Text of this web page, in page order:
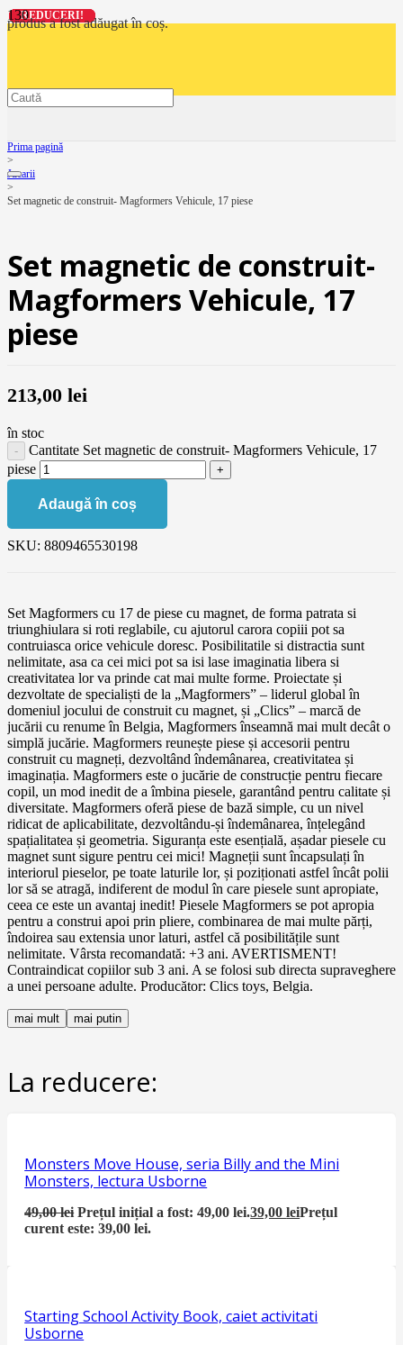
produsa fost adăugat în coș.
Prima pagină
>
Jucarii
>
Set magnetic de construit- Magformers Vehicule, 17 piese
Set magnetic de construit-
Magformers Vehicule, 17
piese
213,00 lei
în stoc
Cantitate Set magnetic de construit- Magformers Vehicule, 17
piese
Adaugă în coș
SKU: 8809465530198
Set Magformers cu 17 de piese cu magnet, de forma patrata si
triunghiulara si roti reglabile, cu ajutorul carora copiii pot sa
contruiasca orice vehicule doresc. Posibilitatile si distractia sunt
nelimitate, asa ca cei mici pot sa isi lase imaginatia libera si
creativitatea lor va prinde cat mai multe forme. Proiectate și
dezvoltate de specialiști de la „Magformers” – liderul global în
domeniul jocului de construit cu magnet, și „Clics” – marcă de
jucării cu renume în Belgia, Magformers înseamnă mai mult decât o
simplă jucărie. Magformers reunește piese și accesorii pentru
construit cu magneți, dezvoltând îndemânarea, creativitatea și
imaginația. Magformers este o jucărie de construcție pentru fiecare
copil, un mod inedit de a îmbina piesele, garantând pentru calitate și
diversitate. Magformers oferă piese de bază simple, cu un nivel
ridicat de aplicabilitate, dezvoltându-și îndemânarea, înțelegând
spațialitatea și geometria. Siguranța este esențială, așadar piesele cu
magnet sunt sigure pentru cei mici! Magneții sunt încapsulați în
interiorul pieselor, pe toate laturile lor, și poziționati astfel încât polii
lor să se atragă, indiferent de modul în care piesele sunt apropiate,
ceea ce este un avantaj inedit! Piesele Magformers se pot apropia
pentru a construi apoi prin pliere, combinarea de mai multe părți,
îndoirea sau extensia unor laturi, astfel că posibilitățile sunt
nelimitate. Vârsta recomandată: +3 ani. AVERTISMENT!
Contraindicat copiilor sub 3 ani. A se folosi sub directa supraveghere
a unei persoane adulte. Producător: Clics toys, Belgia.
mai mult mai putin
La reducere:
REDUCERI!
Monsters Move House, seria Billy and the Mini
Monsters, lectura Usborne
49,00lei Prețul inițial a fost: 49,00 lei.39,00leiPrețul
curent este: 39,00 lei.
REDUCERI!
Starting School Activity Book, caiet activitati
Usborne
REDUCERI!
REDUCERI!